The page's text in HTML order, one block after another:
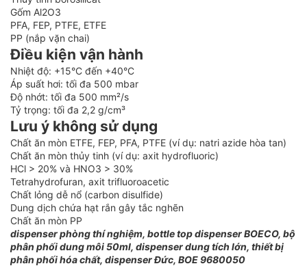
Gốm Al2O3
PFA, FEP, PTFE, ETFE
PP (nắp vặn chai)
Điều kiện vận hành
Nhiệt độ: +15°C đến +40°C
Áp suất hơi: tối đa 500 mbar
Độ nhớt: tối đa 500 mm²/s
Tỷ trọng: tối đa 2,2 g/cm³
Lưu ý không sử dụng
Chất ăn mòn ETFE, FEP, PFA, PTFE (ví dụ: natri azide hòa tan)
Chất ăn mòn thủy tinh (ví dụ: axit hydrofluoric)
HCl > 20% và HNO3 > 30%
Tetrahydrofuran, axit trifluoroacetic
Chất lỏng dễ nổ (carbon disulfide)
Dung dịch chứa hạt rắn gây tắc nghẽn
Chất ăn mòn PP
dispenser phòng thí nghiệm, bottle top dispenser BOECO, bộ
phân phối dung môi 50ml, dispenser dung tích lớn, thiết bị
phân phối hóa chất, dispenser Đức, BOE 9680050